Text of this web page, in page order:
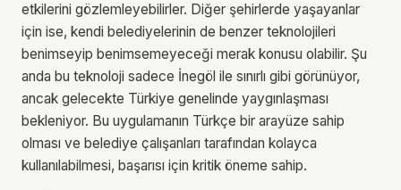
etkilerini gözlemleyebilirler. Diğer şehirlerde yaşayanlar
için ise, kendi belediyelerinin de benzer teknolojileri
benimseyip benimsemeyeceği merak konusu olabilir. Şu
anda bu teknoloji sadece İnegöl ile sınırlı gibi görünüyor,
ancak gelecekte Türkiye genelinde yaygınlaşması
bekleniyor. Bu uygulamanın Türkçe bir arayüze sahip
olması ve belediye çalışanları tarafından kolayca
kullanılabilmesi, başarısı için kritik öneme sahip.